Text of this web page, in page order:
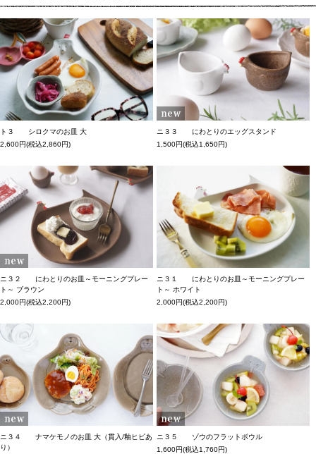
ト３ シロクマのお皿 大
2,600円(税込2,860円)
ニ３３ にわとりのエッグスタンド
1,500円(税込1,650円)
ニ３２ にわとりのお皿～モーニングプレー
ト～ ブラウン
2,000円(税込2,200円)
ニ３１ にわとりのお皿～モーニングプレー
ト～ ホワイト
2,000円(税込2,200円)
ニ３４ ナマケモノのお皿 大（貫入/釉ヒビあ
り）
ニ３５ ゾウのフラットボウル
1,600円(税込1,760円)